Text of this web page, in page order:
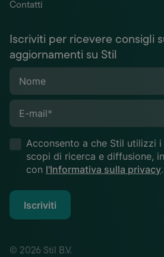
Contatti
Iscriviti per ricevere consigli
aggiornamenti su Stil
Nome
E-mail*
Acconsento a che Stil utilizzi
scopi di ricerca e diffusione,
con l'Informativa sulla privacy
Iscriviti
© 2026 Stil B.V.